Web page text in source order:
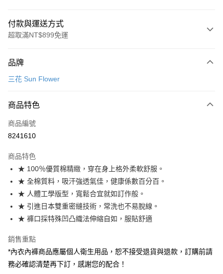
付款與運送方式
超取滿NT$899免運
信用卡一次付款
Apple Pay
街口支付
Google Pay
全盈+PAY
大哥付你分期
相關說明
【大哥付你分期使用說明】
2.付款方式選擇「大哥付你分期」，訂單成立後會自動跳轉到大哥付的交易
流程，驗證手機門號後，選擇欲分期的期數、繳款截止日，確認付款後即完
成交易。
3.實際核准額度、可分期數及費用金額請依後續交易確認頁面所載為準。
相關說明
【關於「AFTEE先享後付」】
AFTEE先享後付是「在收到商品之後才付款」的支付方式。 讓您購物簡單
ATM付款
品牌
三花 Sun Flower
商品特色
商品編號
8241610
商品特色
★ 100％優質棉精緻，穿在身上格外柔軟舒服。
★ 全棉質料，吸汗強透氣佳，健康係數百分百。
★ 人體工學版型，寬鬆合宜就如訂作般。
★ 引進日本雙重密縫技術，常洗也不易脫線。
★ 褲口採特殊凹凸織法伸縮自如，服貼舒適
銷售重點
*內衣內褲商品應屬個人衛生用品，恕不接受退貨與退款，訂購前請
務必確認清楚再下訂，感謝您的配合！